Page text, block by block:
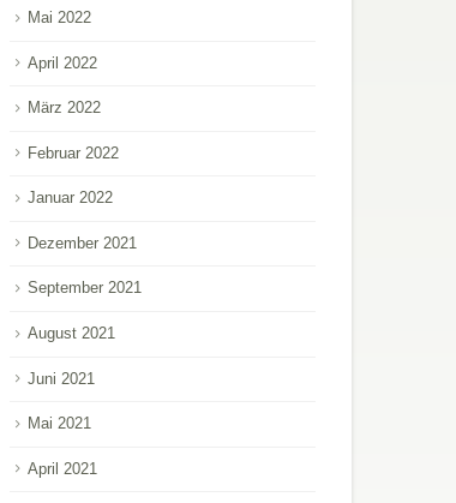
Mai 2022
April 2022
März 2022
Februar 2022
Januar 2022
Dezember 2021
September 2021
August 2021
Juni 2021
Mai 2021
April 2021